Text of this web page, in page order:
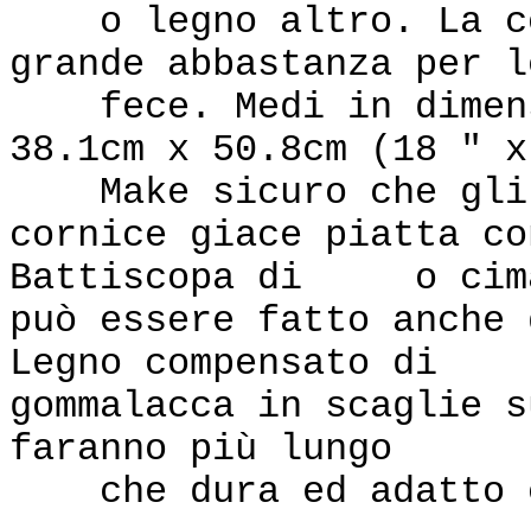
o legno altro. La
grande abbastanza per
fece. Medi in
38.1cm x 50.8cm (18 "
Make sicuro che gli
cornice giace piatta
Battiscopa di o
può essere fatto
Legno compensato
gommalacca in
faranno più lungo
che dura ed adatto